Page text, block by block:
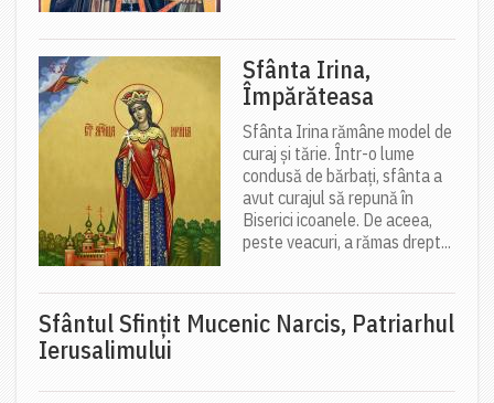
Sfânta Irina,
Împărăteasa
Sfânta Irina rămâne model de
curaj și tărie. Într-o lume
condusă de bărbați, sfânta a
avut curajul să repună în
Biserici icoanele. De aceea,
peste veacuri, a rămas drept...
Sfântul Sfinţit Mucenic Narcis, Patriarhul
Ierusalimului